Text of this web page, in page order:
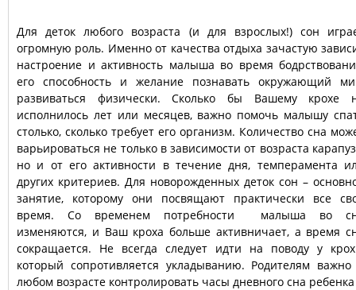
Для деток любого возраста (и для взрослых!) сон
огромную роль. Именно от качества отдыха зачастую
настроение и активность малыша во время
его способность и желание познавать окружающий
развиваться физически. Сколько бы Вашему крохе
исполнилось лет или месяцев, важно помочь малышу
столько, сколько требует его организм. Количество сна
варьироваться не только в зависимости от возраста
но и от его активности в течение дня, темперамента
других критериев. Для новорожденных деток сон –
занятие, которому они посвящают практически все
время. Со временем потребности малыша во
изменяются, и Ваш кроха больше активничает, а время
сокращается. Не всегда следует идти на поводу у
который сопротивляется укладыванию. Родителям
любом возрасте контролировать часы дневного сна